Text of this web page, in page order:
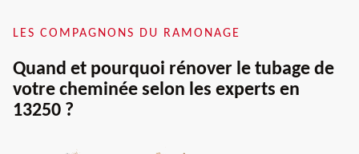
LES COMPAGNONS DU RAMONAGE
Quand et pourquoi rénover le tubage de
votre cheminée selon les experts en
13250 ?